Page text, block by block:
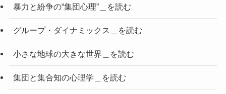
暴力と紛争の“集団心理”＿を読む
グループ・ダイナミックス＿を読む
小さな地球の大きな世界＿を読む
集団と集合知の心理学＿を読む